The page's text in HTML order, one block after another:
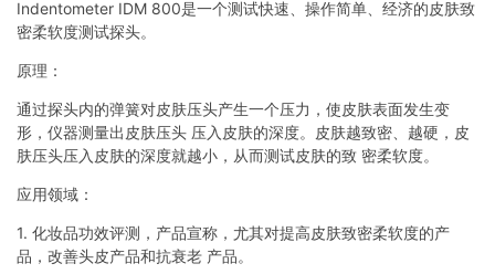
Indentometer IDM 800是一个测试快速、操作简单、经济的皮肤致
密柔软度测试探头。
原理：
通过探头内的弹簧对皮肤压头产生一个压力，使皮肤表面发生变
形，仪器测量出皮肤压头 压入皮肤的深度。皮肤越致密、越硬，皮
肤压头压入皮肤的深度就越小，从而测试皮肤的致 密柔软度。
应用领域：
1. 化妆品功效评测，产品宣称，尤其对提高皮肤致密柔软度的产
品，改善头皮产品和抗衰老 产品。